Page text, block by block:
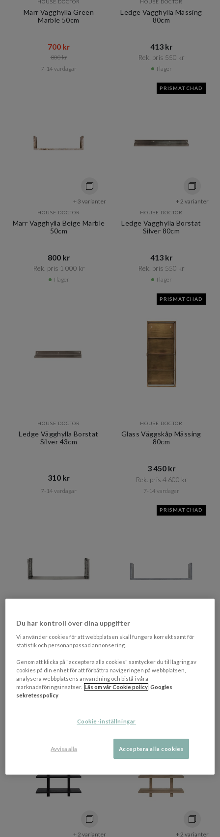
HOUSE DOCTOR
Marr Vägghylla Green
Marble 50cm
700 kr​​
800 kr​​
7-14 vardagar
HOUSE DOCTOR
Ledge Vägghylla Mässing
80cm
413 kr​​
Rek. pris 550 kr​​
I lager
+ 3 varianter
HOUSE DOCTOR
Marr Vägghylla Beige Marble
50cm
800 kr​​
Rek. pris 1 000 kr​​
I lager
PRISMATCHAD
+ 2 varianter
HOUSE DOCTOR
Ledge Vägghylla Borstat
Silver 80cm
413 kr​​
Rek. pris 550 kr​​
I lager
HOUSE DOCTOR
Ledge Vägghylla Borstat
Silver 43cm
310 kr​​
7-14 vardagar
PRISMATCHAD
HOUSE DOCTOR
Glass Väggskåp Mässing
80cm
3 450 kr​​
Rek. pris 4 600 kr​​
7-14 vardagar
HOUSE DOCTOR
Boxie Vägghylla Silver 50x18
880 kr​​
Rek. pris 1 100 kr​​
PRISMATCHAD
HOUSE DOCTOR
Marr Vägghylla Black Marble
Rek. pris 1 000 kr​​
+ 2 varianter + 2 varianter
Du har kontroll över dina uppgifter
Vi använder cookies för att webbplatsen skall fungera korrekt samt för
statistik och personanpassad annonsering.
Genom att klicka på "acceptera alla cookies" samtycker du till lagring av
cookies på din enhet för att förbättra navigeringen på webbplatsen,
analysera webbplatsens användning och bistå i våra
marknadsföringsinsatser. Läs om vår Cookie policy Googles
sekretesspolicy
Cookie-inställningar
Avvisa alla Acceptera alla cookies